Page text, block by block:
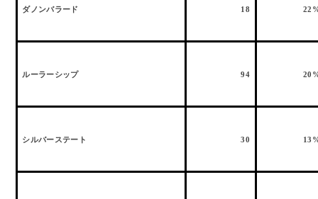
ダノンバラード 18
ルーラーシップ 94
シルバーステート 30